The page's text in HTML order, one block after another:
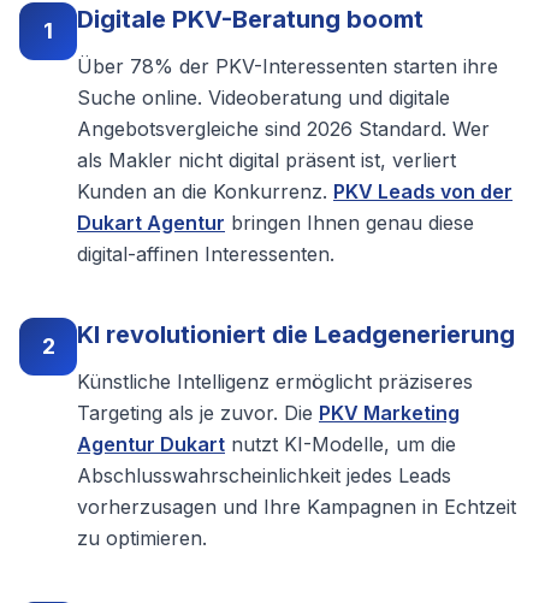
1 Digitale PKV-Beratung boomt
Über 78% der PKV-Interessenten starten ihre
Suche online. Videoberatung und digitale
Angebotsvergleiche sind 2026 Standard. Wer
als Makler nicht digital präsent ist, verliert
Kunden an die Konkurrenz. PKV Leads von der
Dukart Agentur bringen Ihnen genau diese
digital-affinen Interessenten.
2 KI revolutioniert die Leadgenerierung
Künstliche Intelligenz ermöglicht präziseres
Targeting als je zuvor. Die PKV Marketing
Agentur Dukart nutzt KI-Modelle, um die
Abschlusswahrscheinlichkeit jedes Leads
vorherzusagen und Ihre Kampagnen in Echtzeit
zu optimieren.